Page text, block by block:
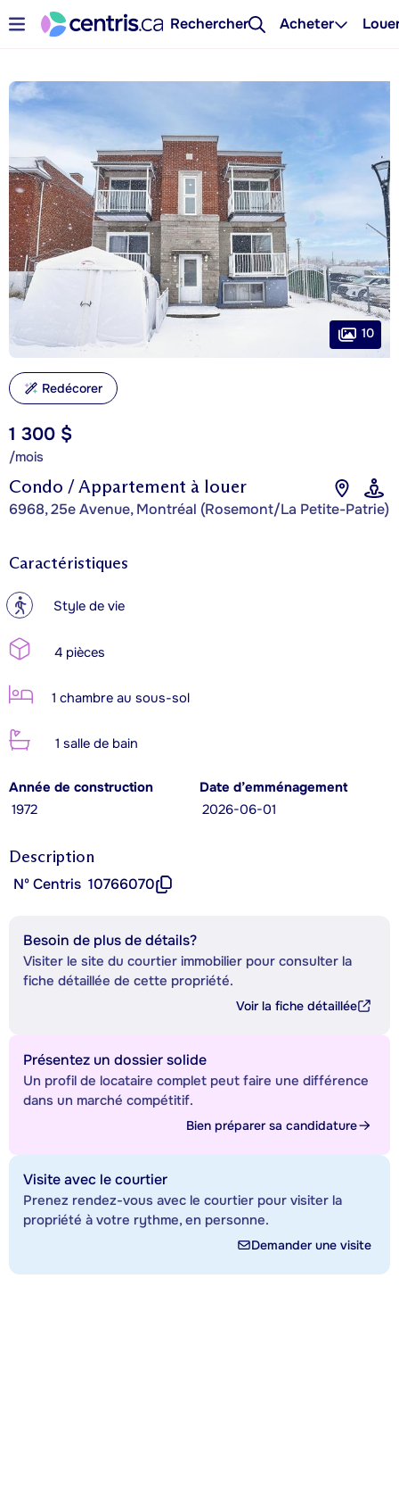
Rechercher Acheter
Condo / Appartement à louer
6968, 25e Avenue, Montréal (Rosemont/La Petite-Patrie)
1 300 $
/mois
10
Redécorer
Caractéristiques
? Style de vie
4 pièces
1 chambre au sous-sol
1 salle de bain
Année de construction
1972
Date d’emménagement
2026-06-01
Description
Nº Centris 10766070
Besoin de plus de détails?
Visiter le site du courtier immobilier pour consulter la
fiche détaillée de cette propriété.
Voir la fiche détaillée
Présentez un dossier solide
Un profil de locataire complet peut faire une différence
dans un marché compétitif.
Bien préparer sa candidature
Visite avec le courtier
Prenez rendez-vous avec le courtier pour visiter la
propriété à votre rythme, en personne.
Demander une visite